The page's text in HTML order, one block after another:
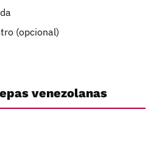
(opcional)
venezolanas